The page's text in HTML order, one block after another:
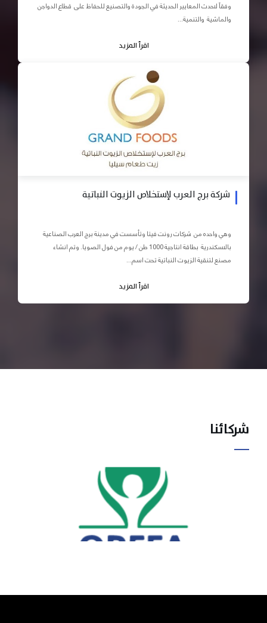
وفقاً لاحدث المعايير الحديثة في الجودة والتصنيع للحفاظ على قطاع الدواجن
والماشية والتنمية...
اقرأ المزيد
شركة برج العرب لإستخلاص الزيوت النباتية
وهي واحده من شركات رونت فيتا وتأسست في مدينة برج العرب الصناعية
بالاسكندرية بطاقة انتاجية 1000 طن / يوم من فول الصويا. وتم انشاء
مصنع لتنقية الزيوت النباتية تحت اسم...
اقرأ المزيد
شركائنا